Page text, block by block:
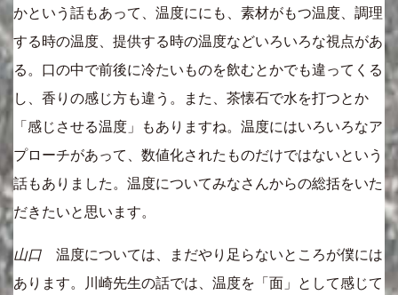
かという話もあって、温度ににも、素材がもつ温度、調理
する時の温度、提供する時の温度などいろいろな視点があ
る。口の中で前後に冷たいものを飲むとかでも違ってくる
し、香りの感じ方も違う。また、茶懐石で水を打つとか
「感じさせる温度」もありますね。温度にはいろいろなア
プローチがあって、数値化されたものだけではないという
話もありました。温度についてみなさんからの総括をいた
だきたいと思います。
山口 温度については、まだやり足らないところが僕には
あります。川崎先生の話では、温度を「面」として感じて